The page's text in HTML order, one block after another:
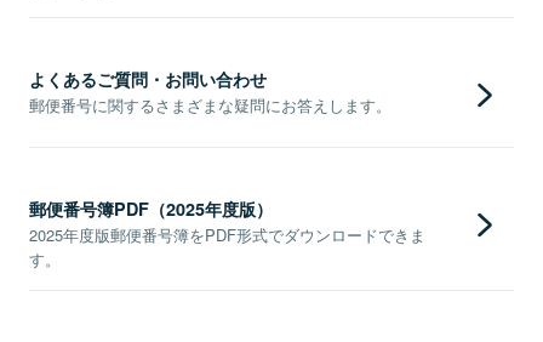
よくあるご質問・お問い合わせ
郵便番号に関するさまざまな疑問にお答えします。
郵便番号簿PDF（2025年度版）
2025年度版郵便番号簿をPDF形式でダウンロードできま
す。